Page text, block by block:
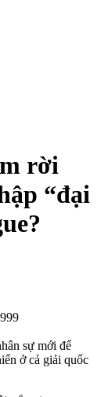
rời
“đại
999
sự mới để
ở cả giải quốc